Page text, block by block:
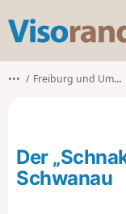
••• Freiburg und Umgebung
Der
Schwanau